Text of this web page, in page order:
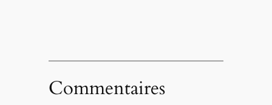
Commentaires